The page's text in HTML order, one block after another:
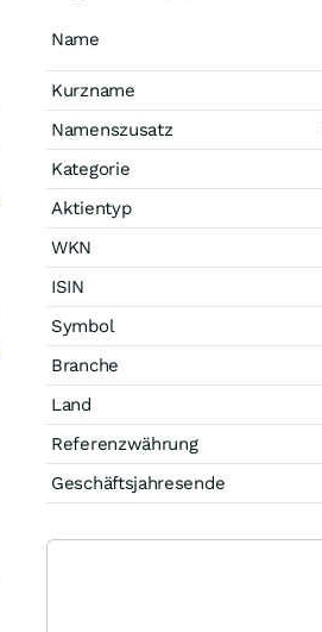
Name
Kurzname
Namenszusatz
Kategorie
Aktientyp
WKN
ISIN
Symbol
Branche
Land
Referenzwährung
Geschäftsjahresende